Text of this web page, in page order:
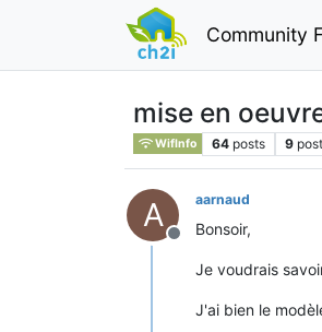
Community
mise en
WifInfo 64 posts 9
A
Offline
aarnaud
Bonsoir,
Je voudrais
J'ai bien le